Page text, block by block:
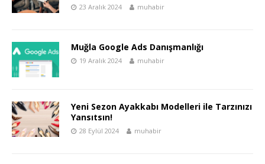
23 Aralık 2024 muhabir
Muğla Google Ads Danışmanlığı
19 Aralık 2024 muhabir
Yeni Sezon Ayakkabı Modelleri ile Tarzınızı
Yansıtsın!
28 Eylül 2024 muhabir